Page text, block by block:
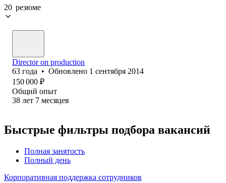
20 резюме
Director on production
63 года • Обновлено 1 сентября 2014
150 000 ₽
Общий опыт
38 лет 7 месяцев
Быстрые фильтры подбора вакансий
Полная занятость
Полный день
Корпоративная поддержка сотрудников